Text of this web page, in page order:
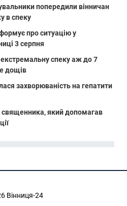
попередили вінничан
в спеку
про ситуацію у
3 серпня
спеку аж до 7
дощів
захворюваність на гепатити
священника, який допомагав
Вінниця-24